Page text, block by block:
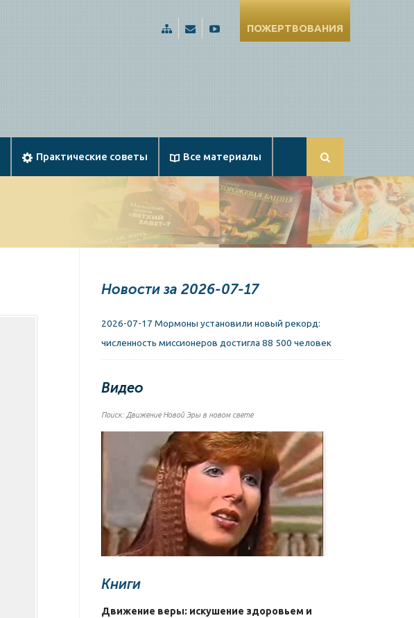
ПОЖЕРТВОВАНИЯ
Практические советы Все материалы
Новости за 2026-07-17
2026-07-17 Мормоны установили новый рекорд:
численность миссионеров достигла 88 500 человек
Видео
Поиск: Движение Новой Эры в новом свете
Книги
Движение веры: искушение здоровьем и